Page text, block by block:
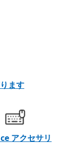
ます
アクセサリ